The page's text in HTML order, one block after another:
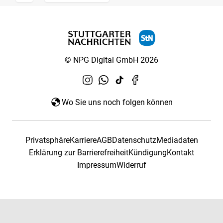
© NPG Digital GmbH 2026
Wo Sie uns noch folgen können
PrivatsphäreKarriereAGBDatenschutzMediadaten
Erklärung zur BarrierefreiheitKündigungKontakt
ImpressumWiderruf